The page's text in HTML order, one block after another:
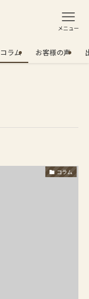
メニュー
コラム お客様の声
コラム